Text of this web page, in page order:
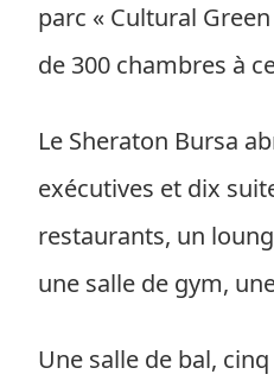
parc « Cultural
de 300 chambres à
Le Sheraton Bursa
exécutives et dix
restaurants, un
une salle de gym,
Une salle de bal,